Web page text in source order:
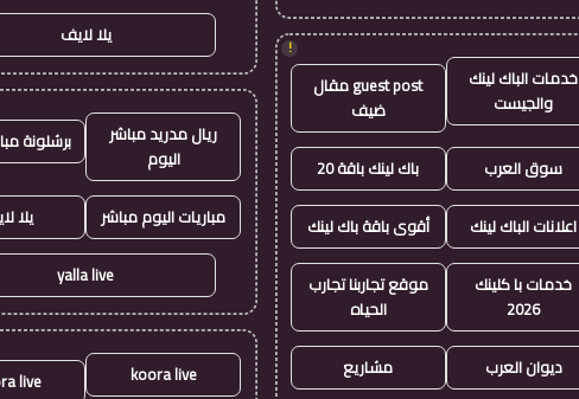
!
خدمات الباك لينك
والجيست
guest post مقال
ضيف
سوق العرب باك لينك باقة 20
اعلانات الباك لينك أقوى باقة باك لينك
خدمات با كلينك
2026
موقع تجاربنا تجارب
الحياه
ديوان العرب مشاريع
يلا لايف
ريال مدريد مباشر
اليوم
برشلونة
مباريات اليوم مباشر يلا
yalla live
koora live
live